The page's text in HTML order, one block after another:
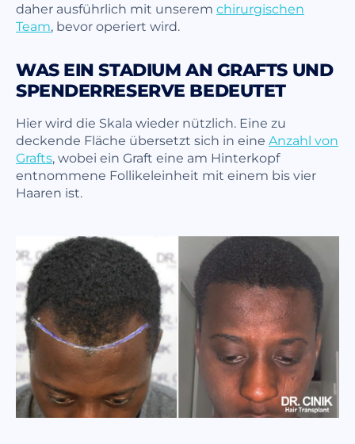
daher ausführlich mit unserem chirurgischen
Team, bevor operiert wird.
WAS EIN STADIUM AN GRAFTS UND
SPENDERRESERVE BEDEUTET
Hier wird die Skala wieder nützlich. Eine zu
deckende Fläche übersetzt sich in eine Anzahl von
Grafts, wobei ein Graft eine am Hinterkopf
entnommene Follikeleinheit mit einem bis vier
Haaren ist.